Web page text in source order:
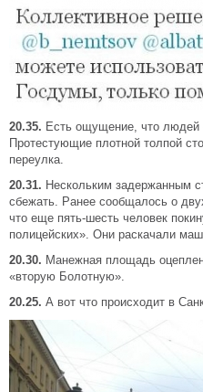
20.35. Есть ощущение, что людей
Протестующие плотной толпой
переулка.
20.31. Нескольким задержанным
сбежать. Ранее сообщалось о
что еще пять-шесть человек
полицейских». Они раскачали
20.30. Манежная площадь
«вторую Болотную».
20.25. А вот что происходит в